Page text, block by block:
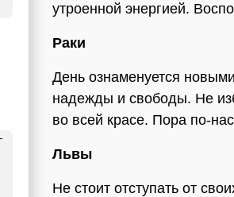
утроенной энергией.
Раки
День ознаменуется
надежды и свободы. Не
во всей красе. Пора по-
Львы
Не стоит отступать от